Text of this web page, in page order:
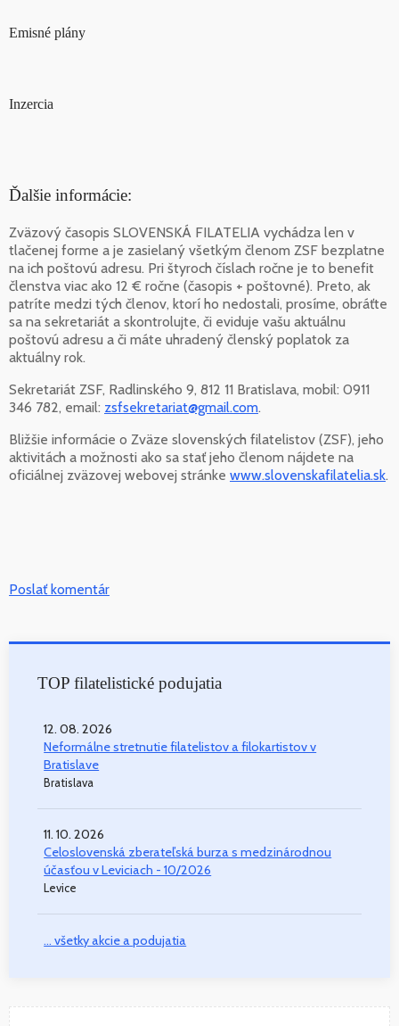
Emisné plány
Inzercia
Ďalšie informácie:
Zväzový časopis SLOVENSKÁ FILATELIA vychádza len v
tlačenej forme a je zasielaný všetkým členom ZSF bezplatne
na ich poštovú adresu. Pri štyroch číslach ročne je to benefit
členstva viac ako 12 € ročne (časopis + poštovné). Preto, ak
patríte medzi tých členov, ktorí ho nedostali, prosíme, obráťte
sa na sekretariát a skontrolujte, či eviduje vašu aktuálnu
poštovú adresu a či máte uhradený členský poplatok za
aktuálny rok.
Sekretariát ZSF, Radlinského 9, 812 11 Bratislava, mobil: 0911
346 782, email: zsfsekretariat@gmail.com.
Bližšie informácie o Zväze slovenských filatelistov (ZSF), jeho
aktivitách a možnosti ako sa stať jeho členom nájdete na
oficiálnej zväzovej webovej stránke www.slovenskafilatelia.sk.
Poslať komentár
TOP filatelistické podujatia
12. 08. 2026
Neformálne stretnutie filatelistov a filokartistov v
Bratislave
Bratislava
11. 10. 2026
Celoslovenská zberateľská burza s medzinárodnou
účasťou v Leviciach - 10/2026
Levice
... všetky akcie a podujatia